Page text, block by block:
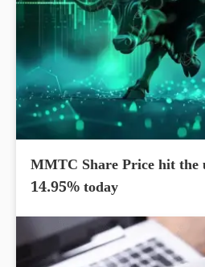
MMTC Share Price hit
14.95% today